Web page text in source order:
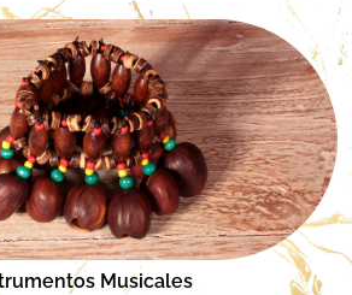
Musicales